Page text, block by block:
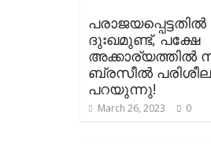
പരാജയപ്പെട്ടതിൽ
ദുഃഖമുണ്ട്, പക്ഷേ
അക്കാര്യത്തിൽ
ബ്രസീൽ
പറയുന്നു!
March 26, 2023 0